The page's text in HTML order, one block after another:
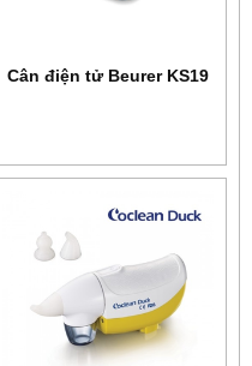
Cân điện tử Beurer KS19